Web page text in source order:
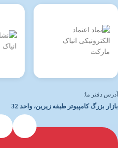
آدرس دفتر ما:
بازار بزرگ کامپیوتر طبقه زیرین، واحد 32